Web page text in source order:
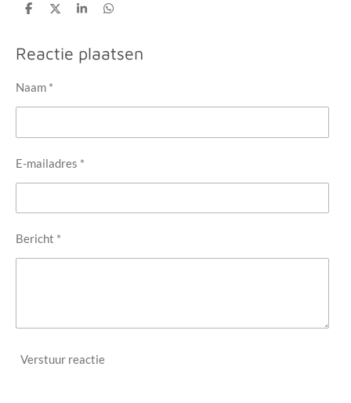
D
n
D
l
S
e
D
e
n
Reactie plaatsen
Naam *
E-mailadres *
Bericht *
Verstuur reactie